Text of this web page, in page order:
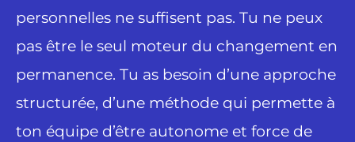
personnelles ne suffisent pas. Tu ne peux
pas être le seul moteur du changement en
permanence. Tu as besoin d’une approche
structurée, d’une méthode qui permette à
ton équipe d’être autonome et force de